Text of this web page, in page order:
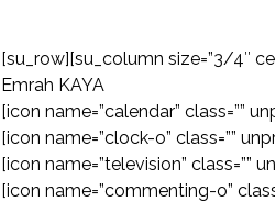
[su_row][su_column size=”3/4″
Emrah KAYA
[icon name=”calendar” class=””
[icon name=”clock-o” class=””
[icon name=”television” class=””
[icon name=”commenting-o”